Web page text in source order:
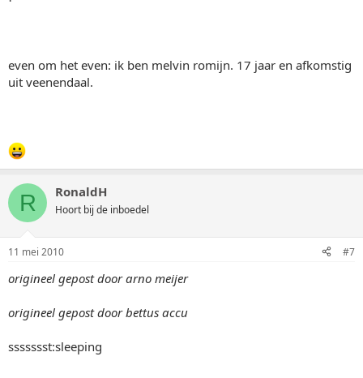
even om het even: ik ben melvin romijn. 17 jaar en afkomstig
uit veenendaal.
R RonaldH
Hoort bij de inboedel
11 mei 2010 #7
origineel gepost door arno meijer
origineel gepost door bettus accu
ssssssst:sleeping